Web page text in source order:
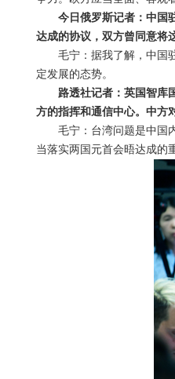
今日俄罗斯记者：中国
达成的协议，双方曾同意将
毛宁：据我了解，中国
定发展的态势。
路透社记者：英国智库
方的指挥和通信中心。中方
毛宁：台湾问题是中国
当落实两国元首会晤达成的